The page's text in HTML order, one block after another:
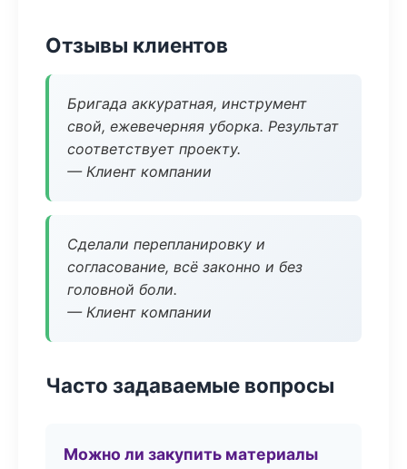
Отзывы клиентов
Бригада аккуратная, инструмент
свой, ежевечерняя уборка. Результат
соответствует проекту.
— Клиент компании
Сделали перепланировку и
согласование, всё законно и без
головной боли.
— Клиент компании
Часто задаваемые вопросы
Можно ли закупить материалы